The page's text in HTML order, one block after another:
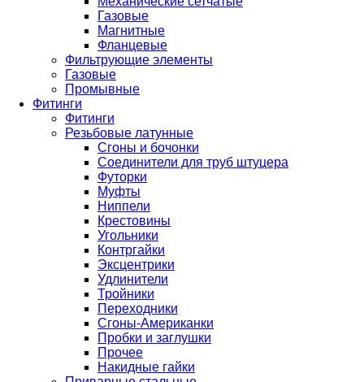
Газовые
Магнитные
Фланцевые
Фильтрующие элементы
Газовые
Промывные
Фитинги
Фитинги
Резьбовые латунные
Сгоны и бочонки
Соединители для труб штуцера
Футорки
Муфты
Ниппели
Крестовины
Угольники
Контргайки
Эксцентрики
Удлинители
Тройники
Переходники
Сгоны-Американки
Пробки и заглушки
Прочее
Накидные гайки